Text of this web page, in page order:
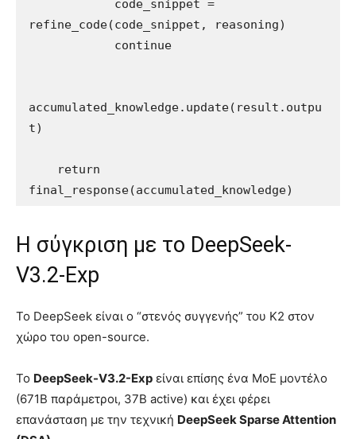
refine_code(code_snippet, reasoning)
accumulated_knowledge.update(result.outpu
t)
Η σύγκριση με το DeepSeek-
V3.2-Exp
Το DeepSeek είναι ο “στενός συγγενής” του K2 στον
χώρο του open-source.
Το DeepSeek-V3.2-Exp είναι επίσης ένα MoE μοντέλο
(671B παράμετροι, 37B active) και έχει φέρει
επανάσταση με την τεχνική DeepSeek Sparse Attention